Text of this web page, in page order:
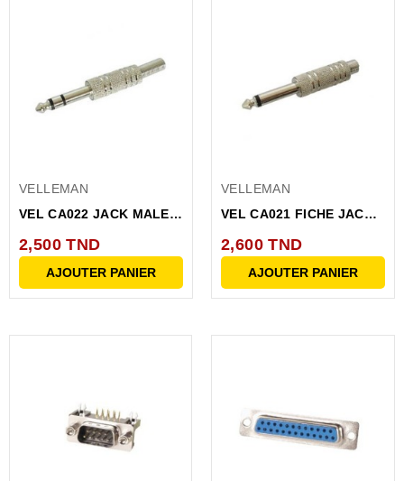
VELLEMAN
VEL CA022 JACK MALE
2,500 TND
AJOUTER PANIER
VELLEMAN
VEL CA021 FICHE JACK
2,600 TND
AJOUTER PANIER